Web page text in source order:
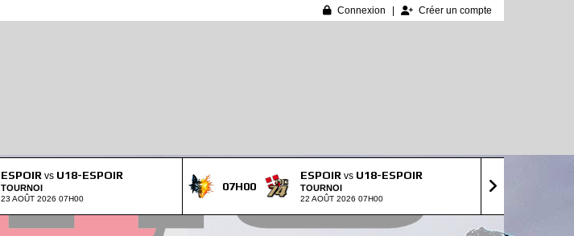
Connexion Créer un compte
ESPOIR vs U18-ESPOIR
TOURNOI
23 AOÛT 2026 07H00
07H00
ESPOIRvs U18-ESPOIR
TOURNOI
22 AOÛT 2026 07H00